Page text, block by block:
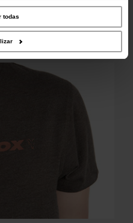
y análisis web, quienes pueden
proporcionado o que hayan
de sus servicios.
todas